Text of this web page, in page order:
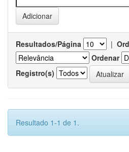
Resultados/Página |
Ordenar
Registro(s)
Resultado 1-1 de 1.